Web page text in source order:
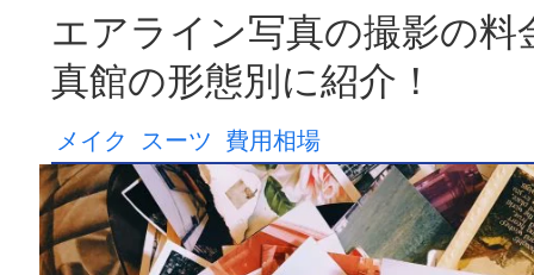
エアライン写真の撮影の料
真館の形態別に紹介！
メイク スーツ 費用相場